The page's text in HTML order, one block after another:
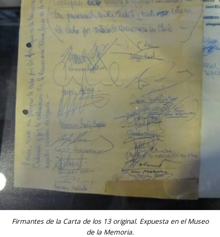
Firmantes de la Carta de los 13 original. Expuesta en el Museo
de la Memoria.